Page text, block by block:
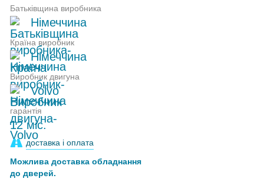
Батьківщина виробника
Німеччина
Країна виробник
Німеччина
Виробник двигуна
Volvo
гарантія
12 міс.
доставка і оплата
Можлива доставка обладнання
до дверей.